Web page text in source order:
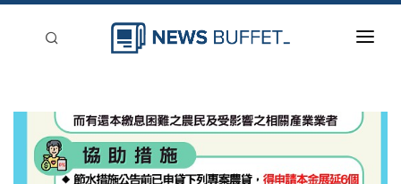
新聞稿分類
登入